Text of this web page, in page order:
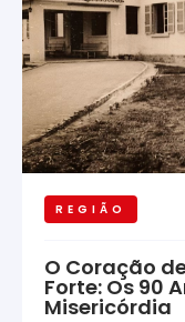
REGIÃO
O Coração
Forte: Os 90
Misericórdia